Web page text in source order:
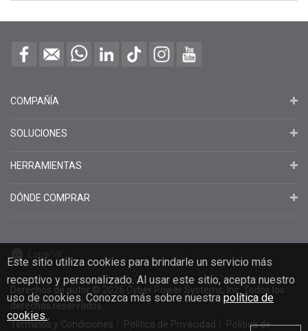
Este sitio utiliza cookies para brindarle un servicio más
receptivo y personalizado. Al usar este sitio, acepta nuestro
uso de cookies. Conozca más sobre nuestra política de
cookies..
COMPAÑÍA
SOLUCIONES
HERRAMIENTAS
DÓNDE COMPRAR
Derechos de autor © 2026 Cyber Power Systems, Inc. Todos los
derechos reservados.
Términos y Condiciones
Política de Privacidad Política de